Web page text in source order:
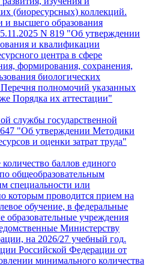
(биоресурсных) коллекций.
и высшего образования
N 819 "Об утверждении
и квалификации
центра в сфере
формирования, сохранения,
биологических
полномочий указанных
Порядка их аттестации"
службы государственной
647 "Об утверждении Методики
и оценки затрат труда"
баллов единого
общеобразовательным
специальности или
которым проводится прием на
обучение, в федеральные
образовательные учреждения
Министерству
на 2026/27 учебный год.
Российской Федерации от
минимального количества